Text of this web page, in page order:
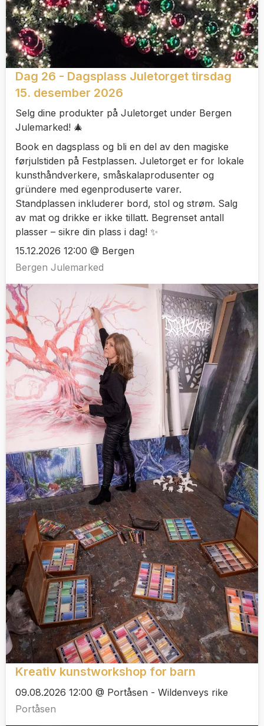
Dag 26 - Dagsplass Juletorget tirsdag
15. desember 2026
Selg dine produkter på Juletorget under Bergen
Julemarked! 🎄
Book en dagsplass og bli en del av den magiske
førjulstiden på Festplassen. Juletorget er for lokale
kunsthåndverkere, småskalaprodusenter og
gründere med egenproduserte varer.
Standplassen inkluderer bord, stol og strøm. Salg
av mat og drikke er ikke tillatt. Begrenset antall
plasser – sikre din plass i dag! ✨
15.12.2026 12:00 @ Bergen
Bergen Julemarked
Kreativ kunstworkshop for barn
09.08.2026 12:00 @ Portåsen - Wildenveys rike
Portåsen